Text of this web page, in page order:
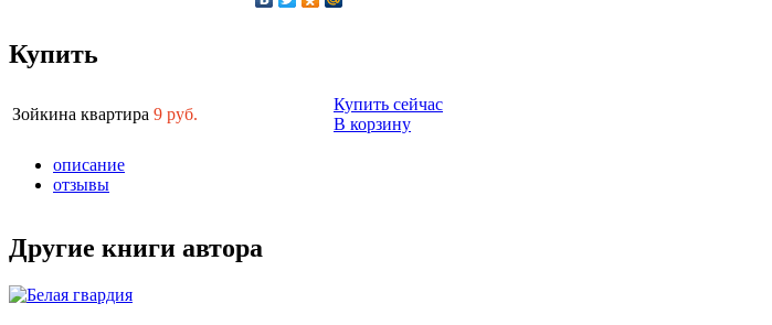
Купить
Зойкина квартира 9 руб.
Купить сейчас
В корзину
описание
отзывы
Другие книги автора